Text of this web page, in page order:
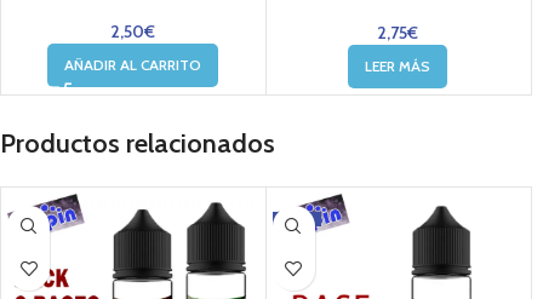
2,50€
AÑADIR AL CARRITO
2,75€
LEER MÁS
Productos relacionados
-10%